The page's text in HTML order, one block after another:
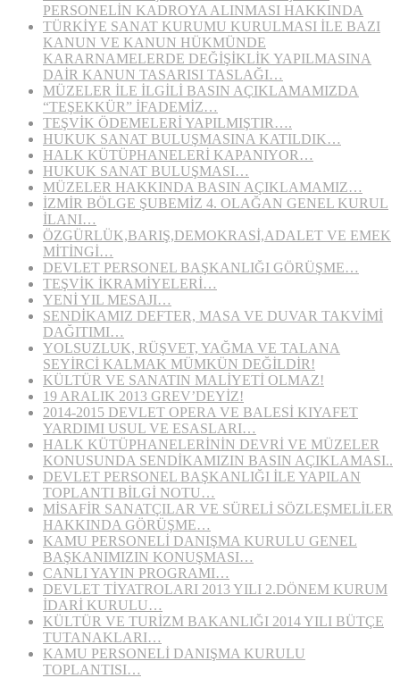
PERSONELİN KADROYA ALINMASI HAKKINDA
TÜRKİYE SANAT KURUMU KURULMASI İLE BAZI
KANUN VE KANUN HÜKMÜNDE
KARARNAMELERDE DEĞİŞİKLİK YAPILMASINA
DAİR KANUN TASARISI TASLAĞI…
MÜZELER İLE İLGİLİ BASIN AÇIKLAMAMIZDA
“TEŞEKKÜR” İFADEMİZ…
TEŞVİK ÖDEMELERİ YAPILMIŞTIR….
HUKUK SANAT BULUŞMASINA KATILDIK…
HALK KÜTÜPHANELERİ KAPANIYOR…
HUKUK SANAT BULUŞMASI…
MÜZELER HAKKINDA BASIN AÇIKLAMAMIZ…
İZMİR BÖLGE ŞUBEMİZ 4. OLAĞAN GENEL KURUL
İLANI…
ÖZGÜRLÜK,BARIŞ,DEMOKRASİ,ADALET VE EMEK
MİTİNGİ…
DEVLET PERSONEL BAŞKANLIĞI GÖRÜŞME…
TEŞVİK İKRAMİYELERİ…
YENİ YIL MESAJI…
SENDİKAMIZ DEFTER, MASA VE DUVAR TAKVİMİ
DAĞITIMI…
YOLSUZLUK, RÜŞVET, YAĞMA VE TALANA
SEYİRCİ KALMAK MÜMKÜN DEĞİLDİR!
KÜLTÜR VE SANATIN MALİYETİ OLMAZ!
19 ARALIK 2013 GREV’DEYİZ!
2014-2015 DEVLET OPERA VE BALESİ KIYAFET
YARDIMI USUL VE ESASLARI…
HALK KÜTÜPHANELERİNİN DEVRİ VE MÜZELER
KONUSUNDA SENDİKAMIZIN BASIN AÇIKLAMASI..
DEVLET PERSONEL BAŞKANLIĞI İLE YAPILAN
TOPLANTI BİLGİ NOTU…
MİSAFİR SANATÇILAR VE SÜRELİ SÖZLEŞMELİLER
HAKKINDA GÖRÜŞME…
KAMU PERSONELİ DANIŞMA KURULU GENEL
BAŞKANIMIZIN KONUŞMASI…
CANLI YAYIN PROGRAMI…
DEVLET TİYATROLARI 2013 YILI 2.DÖNEM KURUM
İDARİ KURULU…
KÜLTÜR VE TURİZM BAKANLIĞI 2014 YILI BÜTÇE
TUTANAKLARI…
KAMU PERSONELİ DANIŞMA KURULU
TOPLANTISI…